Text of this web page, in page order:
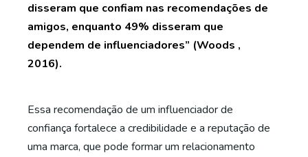
disseram que confiam nas recomendações de
amigos, enquanto 49% disseram que
dependem de influenciadores” (Woods ,
2016).
Essa recomendação de um influenciador de
confiança fortalece a credibilidade e a reputação de
uma marca, que pode formar um relacionamento